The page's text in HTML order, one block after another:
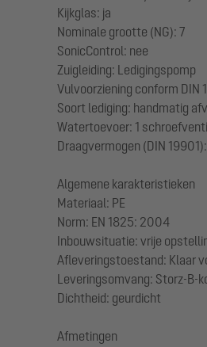
Kijkglas: ja
Nominale grootte (NG): 7
SonicControl: nee
Zuigleiding: Ledigingspomp
Vulvoorziening conform DIN
Soort lediging: handmatig
Watertoevoer: 1
Draagvermogen (DIN
Algemene karakteristieken
Materiaal: PE
Norm: EN 1825: 2004
Inbouwsituatie: vrije
Afleveringstoestand: Klaar
Leveringsomvang: Storz-B-
Dichtheid: geurdicht
Afmetingen